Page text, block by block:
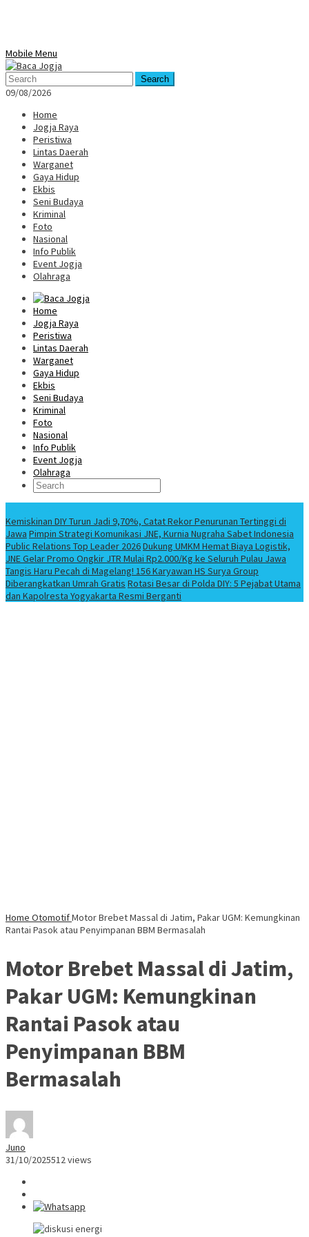
Mobile Menu
Search
09/08/2026
Home
Jogja Raya
Peristiwa
Lintas Daerah
Warganet
Gaya Hidup
Ekbis
Seni Budaya
Kriminal
Foto
Nasional
Info Publik
Event Jogja
Olahraga
Home
Jogja Raya
Peristiwa
Lintas Daerah
Warganet
Gaya Hidup
Ekbis
Seni Budaya
Kriminal
Foto
Nasional
Info Publik
Event Jogja
Olahraga
Kemiskinan DIY Turun Jadi 9,70%, Catat Rekor Penurunan Tertinggi di
Jawa Pimpin Strategi Komunikasi JNE, Kurnia Nugraha Sabet Indonesia
Public Relations Top Leader 2026Dukung UMKM Hemat Biaya Logistik,
JNE Gelar Promo Ongkir JTR Mulai Rp2.000/Kg ke Seluruh Pulau Jawa
Tangis Haru Pecah di Magelang! 156 Karyawan HS Surya Group
Diberangkatkan Umrah Gratis Rotasi Besar di Polda DIY: 5 Pejabat Utama
dan Kapolresta Yogyakarta Resmi Berganti
Home OtomotifMotor Brebet Massal di Jatim, Pakar UGM: Kemungkinan
Rantai Pasok atau Penyimpanan BBM Bermasalah
Motor Brebet Massal di Jatim,
Pakar UGM: Kemungkinan
Rantai Pasok atau
Penyimpanan BBM
Bermasalah
Juno
31/10/2025512 views